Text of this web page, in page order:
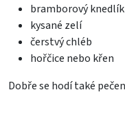
bramborový knedlík
kysané zelí
čerstvý chléb
hořčice nebo křen
Dobře se hodí také